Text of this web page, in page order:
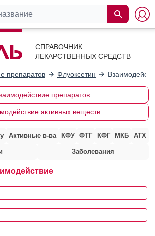
СПРАВОЧНИК
ЛЕКАРСТВЕННЫХ СРЕДСТВ
препаратов Флуоксетин
препаратов
активных веществ
Активные в-ва КФУ ФТГ КФГ МКБ АТХ
Заболевания